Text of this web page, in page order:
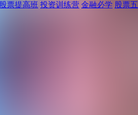
股票提高班 投资训练营 金融必学 股票